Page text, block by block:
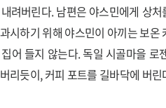
려버린다. 남편은 야스민에게 상
시하기 위해 야스민이 아끼는 보
어 들지 않는다. 독일 시골마을
리듯이, 커피 포트를 길바닥에 버